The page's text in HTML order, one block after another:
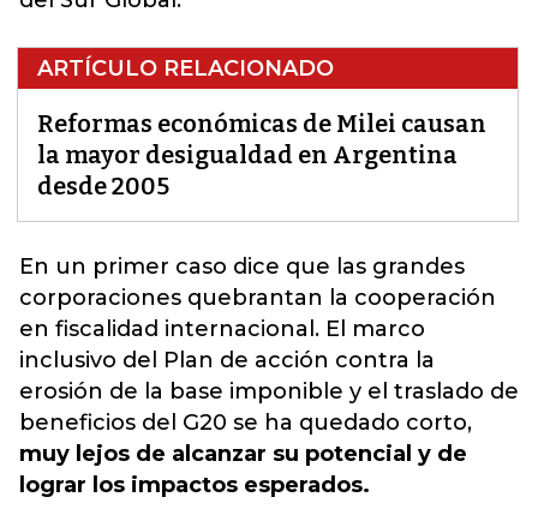
ARTÍCULO RELACIONADO
Reformas económicas de Milei causan
la mayor desigualdad en Argentina
desde 2005
En un primer caso dice que las grandes
corporaciones quebrantan la cooperación
en fiscalidad internacional. El marco
inclusivo del Plan de acción contra la
erosión de la base imponible y el traslado de
beneficios del G20 se ha quedado corto,
muy lejos de alcanzar su potencial y de
lograr los impactos esperados.